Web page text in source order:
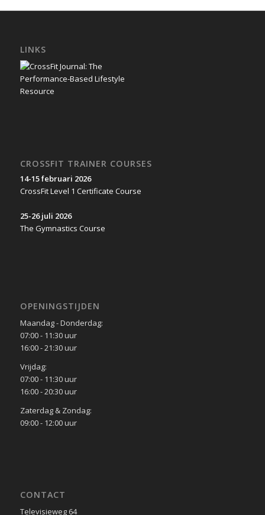
LINKS
CROSSFIT TRAINER COURSES
14-15 februari 2026
CrossFit Level 1 Certificate Course
25-26 juli 2026
The Gymnastics Course
OPENINGSTIJDEN
Maandag - Donderdag:
07:00 - 11:30 uur
16:00 - 21:30 uur
Vrijdag:
07:00 - 11:30 uur
16:00 - 20:30 uur
Zaterdag & Zondag:
09:00 - 12:00 uur
CONTACT
Televisieweg 64